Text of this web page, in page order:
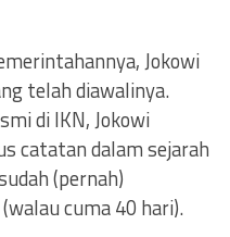
Jokowi
telah diawalinya.
di IKN, Jokowi
catatan dalam sejarah
(pernah)
cuma 40 hari).